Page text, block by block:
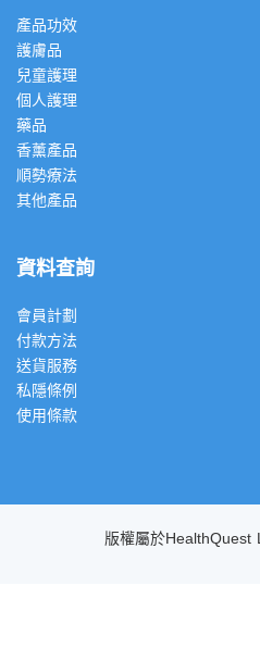
產品功效
護膚品
兒童護理
個人護理
藥品
香薰產品
順勢療法
其他產品
資料查詢
會員計劃
付款方法
送貨服務
私隱條例
使用條款
版權屬於HealthQuest